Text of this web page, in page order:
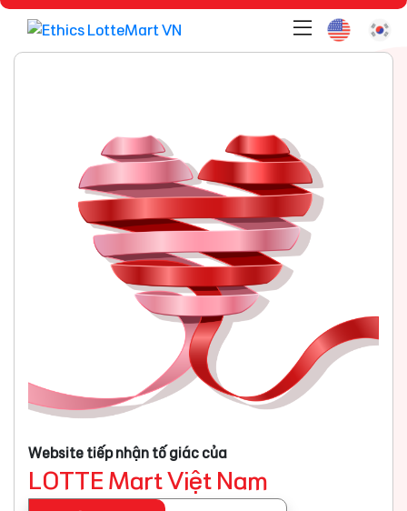
Website tiếp nhận tố giác của
LOTTE Mart Việt Nam